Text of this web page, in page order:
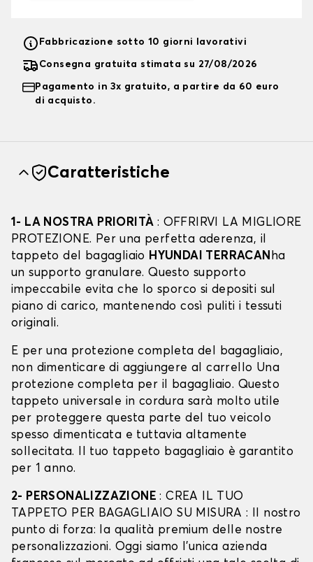
Fabbricazione sotto 10 giorni lavorativi
Consegna gratuita stimata su 27/08/2026
Pagamento in 3x gratuito, a partire da 60 euro
di acquisto.
Caratteristiche
1- LA NOSTRA PRIORITÀ : OFFRIRVI LA MIGLIORE
PROTEZIONE. Per una perfetta aderenza, il
tappeto del bagagliaio HYUNDAI TERRACANha
un supporto granulare. Questo supporto
impeccabile evita che lo sporco si depositi sul
piano di carico, mantenendo così puliti i tessuti
originali.
E per una protezione completa del bagagliaio,
non dimenticare di aggiungere al carrello Una
protezione completa per il bagagliaio. Questo
tappeto universale in cordura sarà molto utile
per proteggere questa parte del tuo veicolo
spesso dimenticata e tuttavia altamente
sollecitata. Il tuo tappeto bagagliaio è garantito
per 1 anno.
2- PERSONALIZZAZIONE: CREA IL TUO
TAPPETO PER BAGAGLIAIO SU MISURA : Il nostro
punto di forza: la qualità premium delle nostre
personalizzazioni. Oggi siamo l’unica azienda